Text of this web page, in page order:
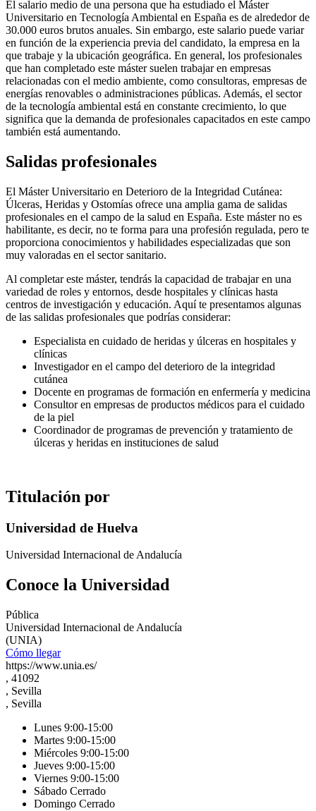
El salario medio de una persona que ha estudiado el Máster
Universitario en Tecnología Ambiental en España es de alrededor de
30.000 euros brutos anuales. Sin embargo, este salario puede variar
en función de la experiencia previa del candidato, la empresa en la
que trabaje y la ubicación geográfica. En general, los profesionales
que han completado este máster suelen trabajar en empresas
relacionadas con el medio ambiente, como consultoras, empresas de
energías renovables o administraciones públicas. Además, el sector
de la tecnología ambiental está en constante crecimiento, lo que
significa que la demanda de profesionales capacitados en este campo
también está aumentando.
Salidas profesionales
El Máster Universitario en Deterioro de la Integridad Cutánea:
Úlceras, Heridas y Ostomías ofrece una amplia gama de salidas
profesionales en el campo de la salud en España. Este máster no es
habilitante, es decir, no te forma para una profesión regulada, pero te
proporciona conocimientos y habilidades especializadas que son
muy valoradas en el sector sanitario.
Al completar este máster, tendrás la capacidad de trabajar en una
variedad de roles y entornos, desde hospitales y clínicas hasta
centros de investigación y educación. Aquí te presentamos algunas
de las salidas profesionales que podrías considerar:
Especialista en cuidado de heridas y úlceras en hospitales y
clínicas
Investigador en el campo del deterioro de la integridad
cutánea
Docente en programas de formación en enfermería y medicina
Consultor en empresas de productos médicos para el cuidado
de la piel
Coordinador de programas de prevención y tratamiento de
úlceras y heridas en instituciones de salud
Titulación por
Universidad de Huelva
Universidad Internacional de Andalucía
Conoce la Universidad
Pública
Universidad Internacional de Andalucía
(UNIA)
Cómo llegar
https://www.unia.es/
, 41092
, Sevilla
, Sevilla
Lunes 9:00-15:00
Martes 9:00-15:00
Miércoles 9:00-15:00
Jueves 9:00-15:00
Viernes 9:00-15:00
Sábado Cerrado
Domingo Cerrado